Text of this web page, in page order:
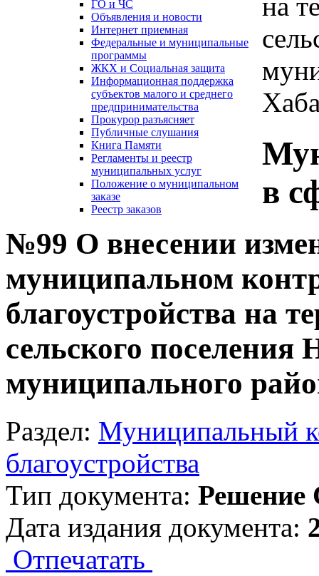
ГО и ЧС
Объявления и новости
Интернет приемная
Федеральные и муниципальные
программы
ЖКХ и Социальная защита
Информационная поддержка
субъектов малого и среднего
предпринимательства
Прокурор разъясняет
Публичные слушания
Книга Памяти
Регламенты и реестр
муниципальных услуг
Положение о муниципальном
заказе
Реестр заказов
на
в
№99 О внесении
муниципальном
благоустройства на
сельского поселения
муниципального
Раздел: Муниципальный
благоустройства
Тип документа: Решение
Дата издания документа:
Отпечатать